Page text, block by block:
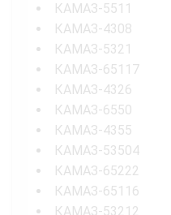
КАМАЗ-5511
КАМАЗ-4308
КАМАЗ-5321
КАМАЗ-65117
КАМАЗ-4326
КАМАЗ-6550
КАМАЗ-4355
КАМАЗ-53504
КАМАЗ-65222
КАМАЗ-65116
КАМАЗ-53212